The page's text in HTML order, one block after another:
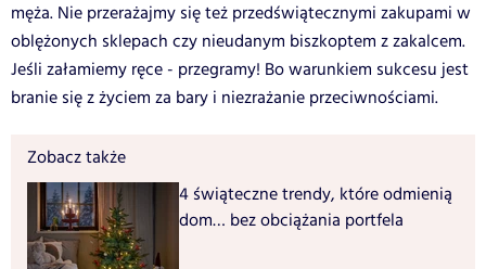
męża. Nie przerażajmy się też przedświątecznymi zakupami w
oblężonych sklepach czy nieudanym biszkoptem z zakalcem.
Jeśli załamiemy ręce - przegramy! Bo warunkiem sukcesu jest
branie się z życiem za bary i niezrażanie przeciwnościami.
Zobacz także
4 świąteczne trendy, które odmienią
dom… bez obciążania portfela